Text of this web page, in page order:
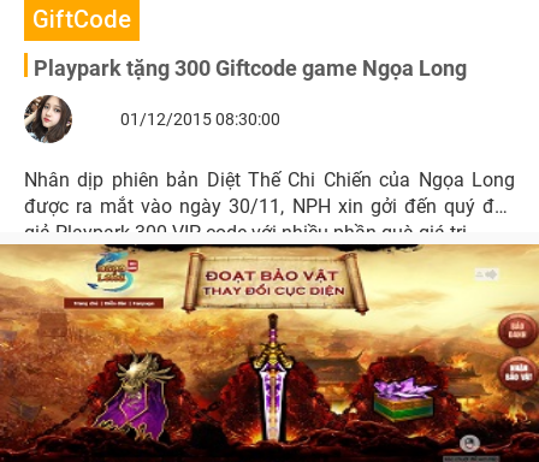
GiftCode
Playpark tặng 300 Giftcode game Ngọa Long
01/12/2015 08:30:00
Nhân dịp phiên bản Diệt Thế Chi Chiến của Ngọa Long
được ra mắt vào ngày 30/11, NPH xin gởi đến quý đôc
giả Playpark 300 VIP code với nhiều phần quà giá trị.